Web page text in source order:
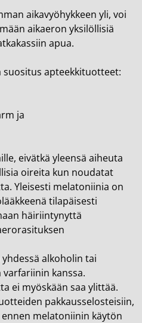
aikavyöhykkeen yli, voi
aikaeron yksilöllisiä
apua.
apteekkituotteet:
ja
eivätkä yleensä aiheuta
oireita kun noudatat
Yleisesti melatoniinia on
tilapäisesti
häiriintynyttä
alkoholin tai
kanssa.
ei myöskään saa ylittää.
pakkausselosteisiin,
melatoniinin käytön